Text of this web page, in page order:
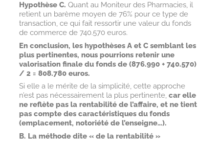
Hypothèse C. Quant au Moniteur des Pharmacies, il
retient un barème moyen de 76% pour ce type de
transaction, ce qui fait ressortir une valeur du fonds
de commerce de 740.570 euros.
En conclusion, les hypothèses A et C semblant les
plus pertinentes, nous pourrions retenir une
valorisation finale du fonds de (876.990 + 740.570)
/ 2 = 808.780 euros.
Si elle a le mérite de la simplicité, cette approche
n’est pas nécessairement la plus pertinente, car elle
ne reflète pas la rentabilité de l’affaire, et ne tient
pas compte des caractéristiques du fonds
(emplacement, notoriété de l’enseigne…).
B. La méthode dite « de la rentabilité »